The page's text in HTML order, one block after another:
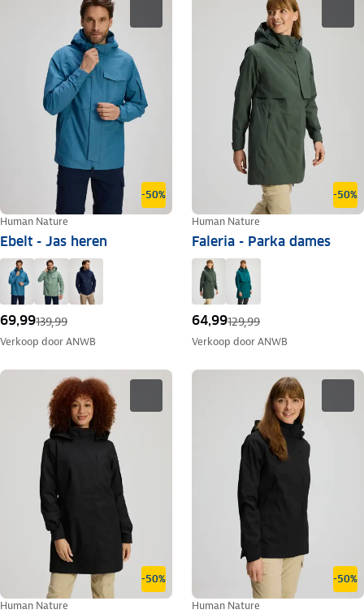
-50%
Human Nature
Ebelt - Jas heren
69,99139,99
Verkoop doorANWB
-50%
Human Nature
Faleria - Parka dames
64,99129,99
Verkoop doorANWB
-50%
Human Nature
-50%
Human Nature